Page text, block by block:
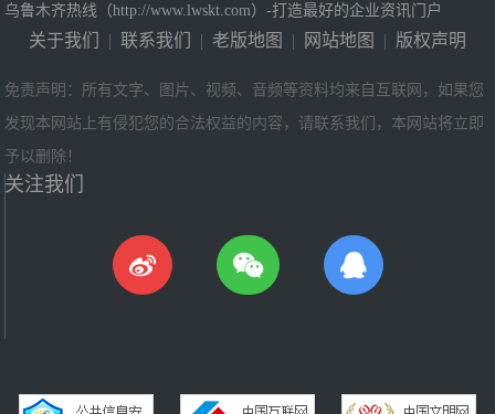
乌鲁木齐热线（http://www.lwskt.com）-打造最好的企业资讯门户
关于我们 | 联系我们 | 老版地图 | 网站地图 | 版权声明
免责声明：所有文字、图片、视频、音频等资料均来自互联网，如果您
发现本网站上有侵犯您的合法权益的内容，请联系我们，本网站将立即
予以删除！
关注我们